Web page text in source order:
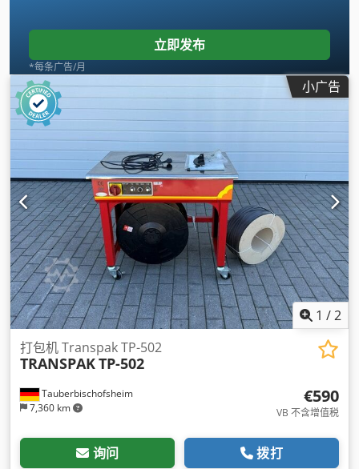
立即发布
*每条广告/月
小广告
1 /2
Tauberbischofsheim
7,360 km
打包机 Transpak TP-502
TRANSPAKTP-502
€590
VB 不含增值税
询问 拨打